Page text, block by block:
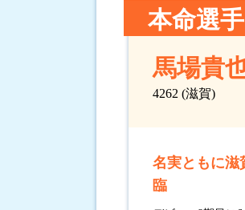
本命選手
馬場貴
4262 (滋賀)
名実ともに滋
臨